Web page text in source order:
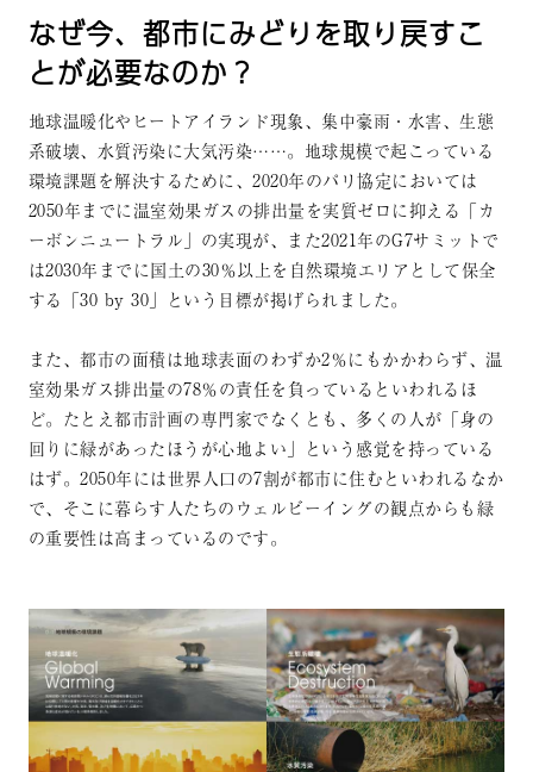
なぜ今、都市にみどりを取り戻すこ
とが必要なのか？
地球温暖化やヒートアイランド現象、集中豪雨・水害、生態
系破壊、水質汚染に大気汚染……。地球規模で起こっている
環境課題を解決するために、2020年のパリ協定においては
2050年までに温室効果ガスの排出量を実質ゼロに抑える「カ
ーボンニュートラル」の実現が、また2021年のG7サミットで
は2030年までに国土の30％以上を自然環境エリアとして保全
する「30 by 30」という目標が掲げられました。
また、都市の面積は地球表面のわずか2％にもかかわらず、温
室効果ガス排出量の78％の責任を負っているといわれるほ
ど。たとえ都市計画の専門家でなくとも、多くの人が「身の
回りに緑があったほうが心地よい」という感覚を持っている
はず。2050年には世界人口の7割が都市に住むといわれるなか
で、そこに暮らす人たちのウェルビーイングの観点からも緑
の重要性は高まっているのです。